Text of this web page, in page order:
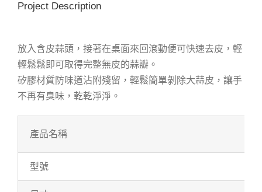
Project Description
放入含皮蒜頭，接著在桌面來回滾動便可快速去皮，輕
輕鬆鬆即可取得完整無皮的蒜瓣。
矽膠材質防味道沾附殘留，輕鬆簡單剝除大蒜皮，讓手
不再有臭味，乾乾淨淨。
產品名稱
型號